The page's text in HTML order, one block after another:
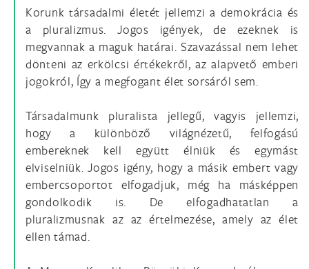
Korunk társadalmi életét jellemzi a demokrácia és
a pluralizmus. Jogos igények, de ezeknek is
megvannak a maguk határai. Szavazással nem lehet
dönteni az erkölcsi értékekről, az alapvető emberi
jogokról, Így a megfogant élet sorsáról sem.
Társadalmunk pluralista jellegű, vagyis jellemzi,
hogy a különböző világnézetű, felfogású
embereknek kell együtt élniük és egymást
elviselniük. Jogos igény, hogy a másik embert vagy
embercsoportot elfogadjuk, még ha másképpen
gondolkodik is. De elfogadhatatlan a
pluralizmusnak az az értelmezése, amely az élet
ellen támad.